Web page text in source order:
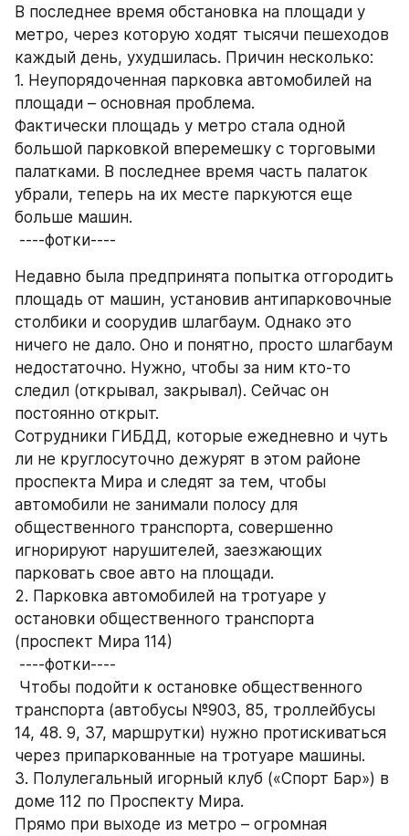
В последнее время обстановка на площади у
метро, через которую ходят тысячи пешеходов
каждый день, ухудшилась. Причин несколько:
1. Неупорядоченная парковка автомобилей на
площади – основная проблема.
Фактически площадь у метро стала одной
большой парковкой вперемешку с торговыми
палатками. В последнее время часть палаток
убрали, теперь на их месте паркуются еще
больше машин.
----фотки----
Недавно была предпринята попытка отгородить
площадь от машин, установив антипарковочные
столбики и соорудив шлагбаум. Однако это
ничего не дало. Оно и понятно, просто шлагбаум
недостаточно. Нужно, чтобы за ним кто-то
следил (открывал, закрывал). Сейчас он
постоянно открыт.
Сотрудники ГИБДД, которые ежедневно и чуть
ли не круглосуточно дежурят в этом районе
проспекта Мира и следят за тем, чтобы
автомобили не занимали полосу для
общественного транспорта, совершенно
игнорируют нарушителей, заезжающих
парковать свое авто на площади.
2. Парковка автомобилей на тротуаре у
остановки общественного транспорта
(проспект Мира 114)
----фотки----
транспорта (автобусы №903, 85, троллейбусы
14, 48. 9, 37, маршрутки) нужно протискиваться
через припаркованные на тротуаре машины.
3. Полулегальный игорный клуб («Спорт Бар») в
доме 112 по Проспекту Мира.
Прямо при выходе из метро – огромная